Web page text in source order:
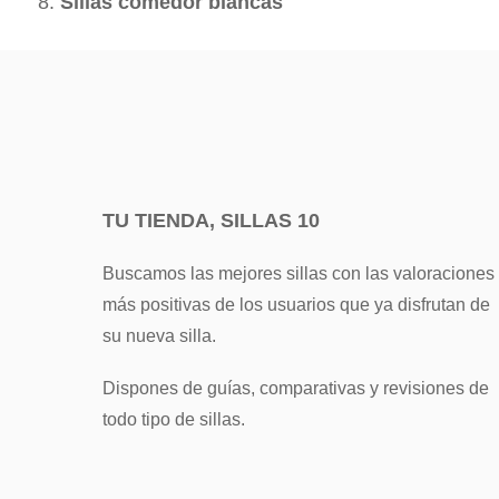
TU TIENDA, SILLAS 10
Buscamos las mejores sillas con las valoraciones
más positivas de los usuarios que ya disfrutan de
su nueva silla.
Dispones de guías, comparativas y revisiones de
todo tipo de sillas.